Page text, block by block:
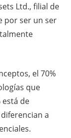
Ltd., filial de
por ser un ser
el 70%
que
de
a